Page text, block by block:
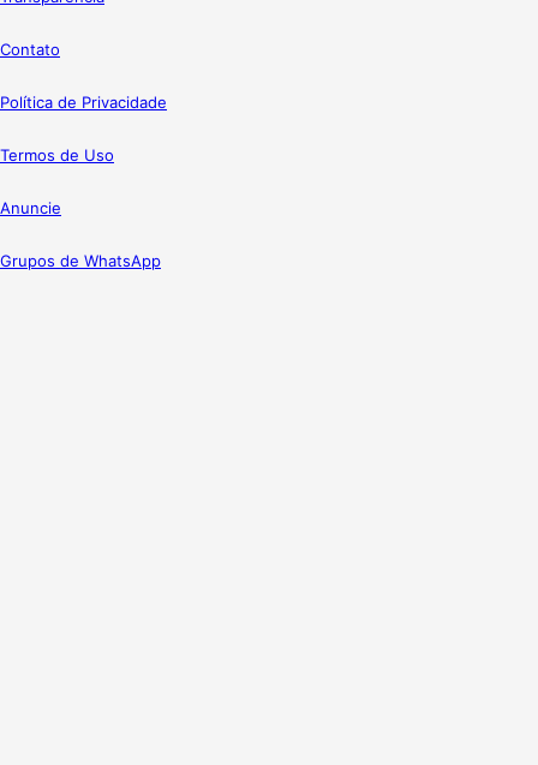
Contato
Política de Privacidade
Termos de Uso
Anuncie
Grupos de WhatsApp